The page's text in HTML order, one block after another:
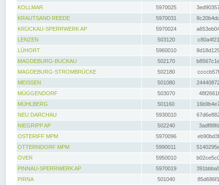
KOLLMAR
5970025
KRAUTSAND REEDE
5970031
KRÜCKAU-SPERRWERK AP
5970024
LENZEN
503120
LÜHORT
5960010
MAGDEBURG-BUCKAU
502170
MAGDEBURG-STROMBRÜCKE
502180
MEISSEN
501080
MÜGGENDORF
503070
MÜHLBERG
501160
NEU DARCHAU
5930010
NIEGRIPP AP
502240
OSTERIFF MPM
5970096
OTTERNDORF MPM
5990011
OVER
5950010
PINNAU-SPERRWERK AP
5970019
PIRNA
501040